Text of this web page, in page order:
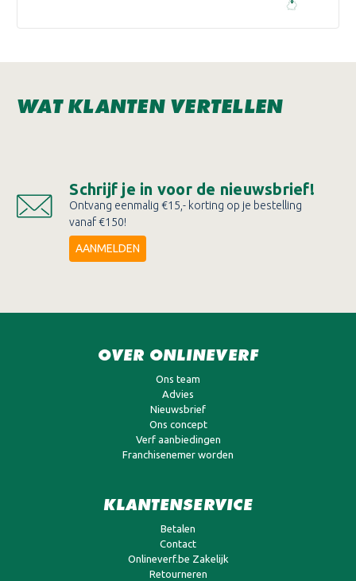
WAT KLANTEN VERTELLEN
Schrijf je in voor de nieuwsbrief!
Ontvang eenmalig €15,- korting op je bestelling
vanaf €150!
AANMELDEN
OVER ONLINEVERF
Ons team
Advies
Nieuwsbrief
Ons concept
Verf aanbiedingen
Franchisenemer worden
KLANTENSERVICE
Betalen
Contact
Onlineverf.be Zakelijk
Retourneren